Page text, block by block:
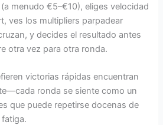
menudo €5–€10), eliges velocidad
ves los multipliers parpadear
y decides el resultado antes
otra vez para otra ronda.
victorias rápidas encuentran
ronda se siente como un
que puede repetirse docenas de